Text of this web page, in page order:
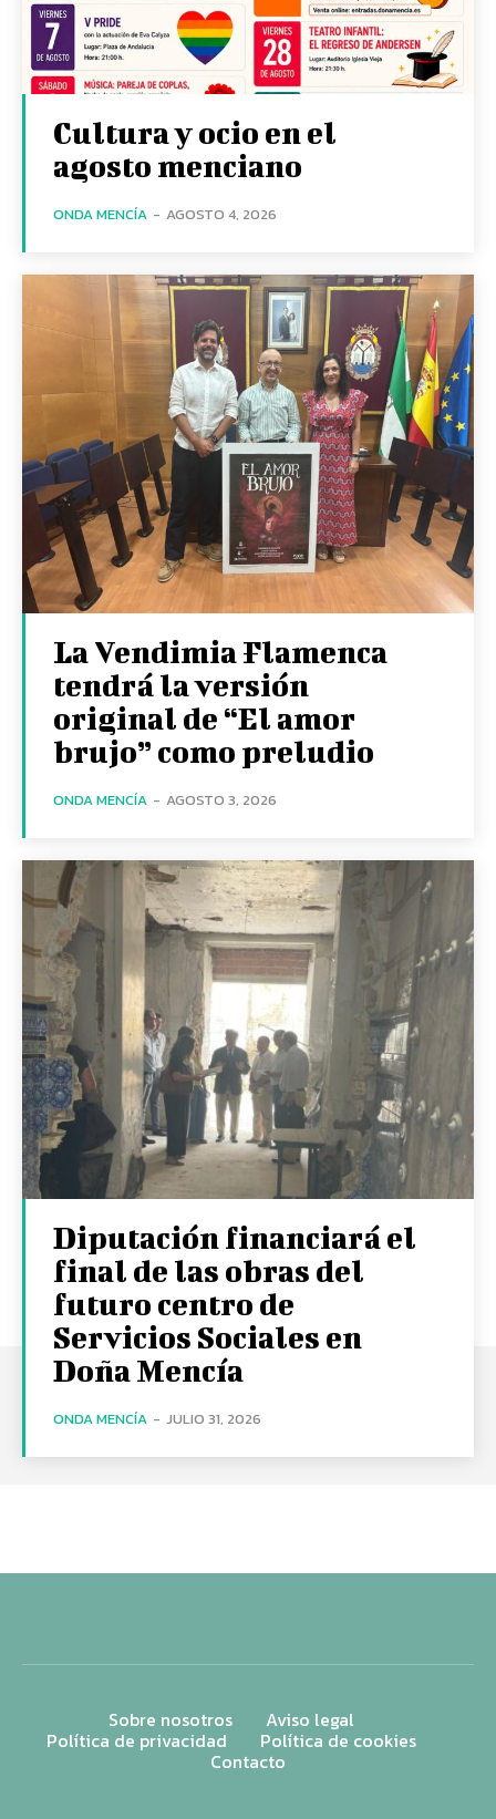
Cultura y ocio en el
agosto menciano
ONDA MENCÍA - AGOSTO 4, 2026
La Vendimia Flamenca
tendrá la versión
original de “El amor
brujo” como preludio
ONDA MENCÍA - AGOSTO 3, 2026
Diputación financiará el
final de las obras del
futuro centro de
Servicios Sociales en
Doña Mencía
ONDA MENCÍA - JULIO 31, 2026
Sobre nosotros Aviso legal
Política de privacidad Política de cookies
Contacto